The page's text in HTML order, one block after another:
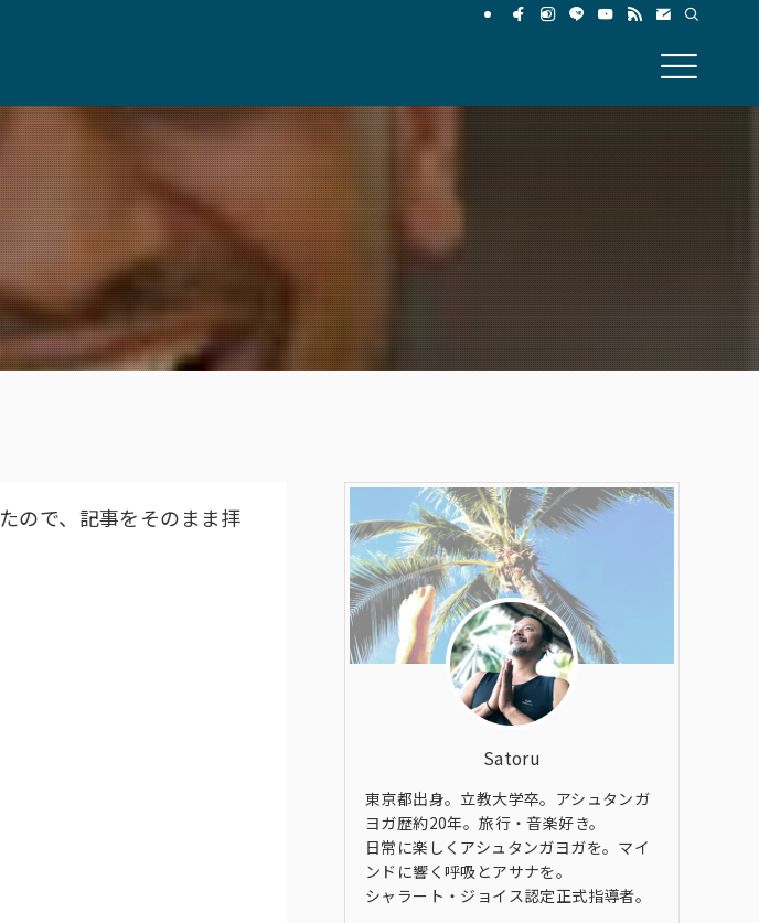
ので、記事をそのまま拝
Satoru
東京都出身。立教大学卒。アシュタンガ
ヨガ歴約20年。旅行・音楽好き。
日常に楽しくアシュタンガヨガを。マイ
ンドに響く呼吸とアサナを。
シャラート・ジョイス認定正式指導者。